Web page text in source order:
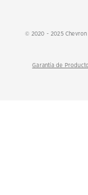
© 2020 - 2025 Chevron
Garantía de